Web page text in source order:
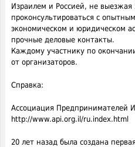
Израилем и Россией, не выезжая
проконсультироваться с
экономическом и юридическом
прочные деловые контакты.
Каждому участнику по
от организаторов.
Справка:
Ассоциация Предпринимателей
http://www.api.org.il/ru.index.html
20 лет назад была создана